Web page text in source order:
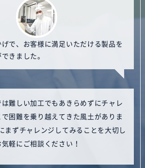
で、お客様に満足いただける製品を
きました。
難しい加工でもあきらめずにチャレ
困難を乗り越えてきた風土がありま
まずチャレンジしてみることを大切し
軽にご相談ください！